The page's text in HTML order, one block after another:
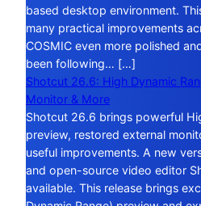
based desktop environment.
many practical improvements
COSMIC even more polished
been following… […]
Shotcut 26.6: High Dynamic
Monitor & More
Shotcut 26.6 brings powerful
preview, restored external
useful improvements. A new
and open-source video editor
available. This release brings